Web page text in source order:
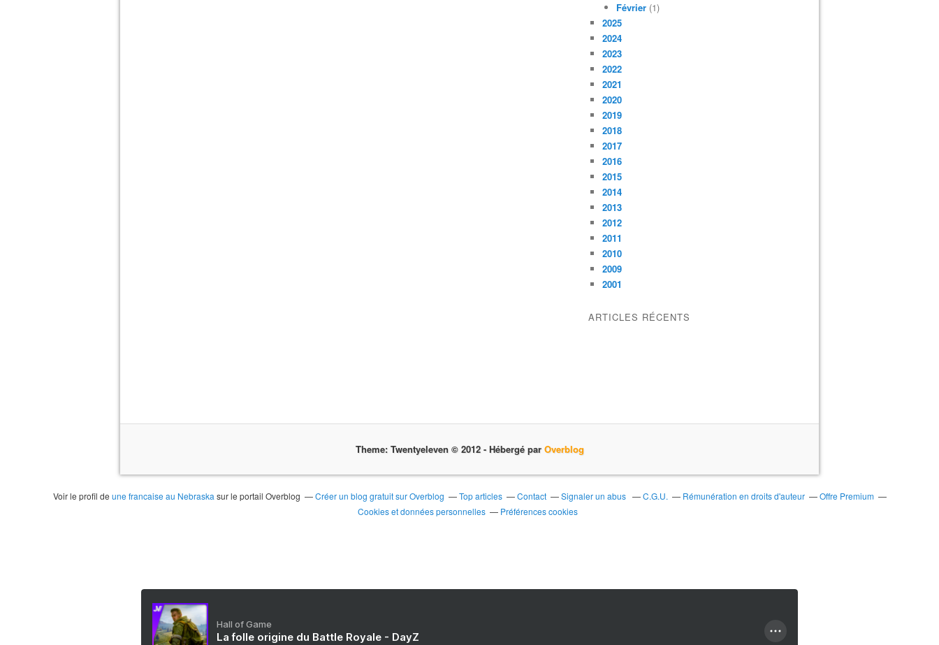
Février (1)
2025
2024
2023
2022
2021
2020
2019
2018
2017
2016
2015
2014
2013
2012
2011
2010
2009
2001
ARTICLES RÉCENTS
Theme: Twentyeleven © 2012 - Hébergé par Overblog
Voir le profil de une francaise au Nebraska sur le portail Overblog Créer un blog gratuit sur Overblog Top articles Contact Signaler un abus C.G.U. Rémunération en droits d'auteur
Offre Premium
Cookies et données personnelles
Préférences cookies
Hall of Game
La folle origine du Battle Royale - DayZ